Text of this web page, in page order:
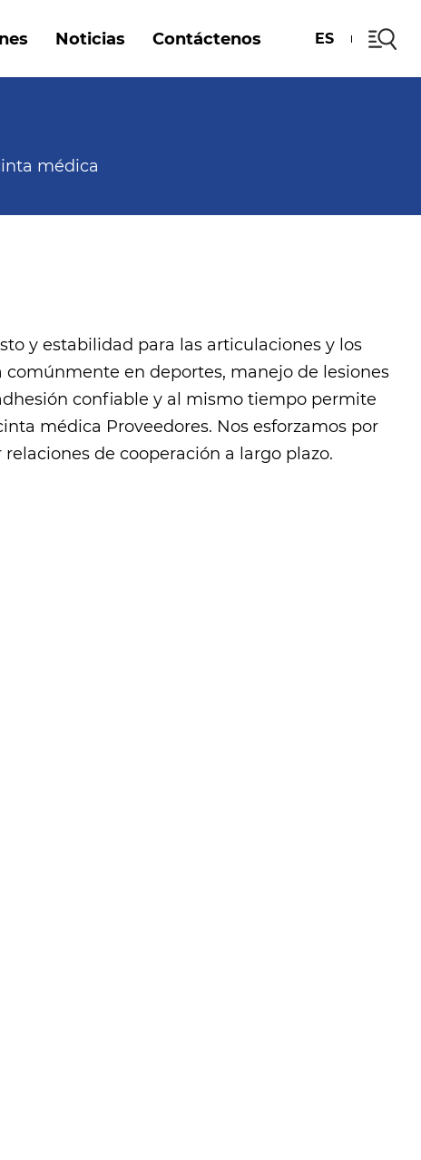
Noticias Contáctenos ES
médica
y estabilidad para las articulaciones y los
en deportes, manejo de lesiones
confiable y al mismo tiempo permite
médica Proveedores. Nos esforzamos por
de cooperación a largo plazo.